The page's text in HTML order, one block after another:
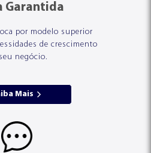
Garantida
por modelo superior
de crescimento
negócio.
Mais